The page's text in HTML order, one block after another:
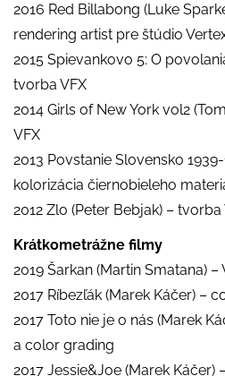
2016 Red Billabong (Luke
rendering artist pre štúdio
2015 Spievankovo 5: O
tvorba VFX
2014 Girls of New York vol2
VFX
2013 Povstanie Slovensko
kolorizácia čiernobieleho
2012 Zlo (Peter Bebjak) –
Krátkometrážne filmy
2019 Šarkan (Martin Smatana)
2017 Ríbezľák (Marek Káčer) –
2017 Toto nie je o nás (Marek
a color grading
2017 Jessie&Joe (Marek Káčer)